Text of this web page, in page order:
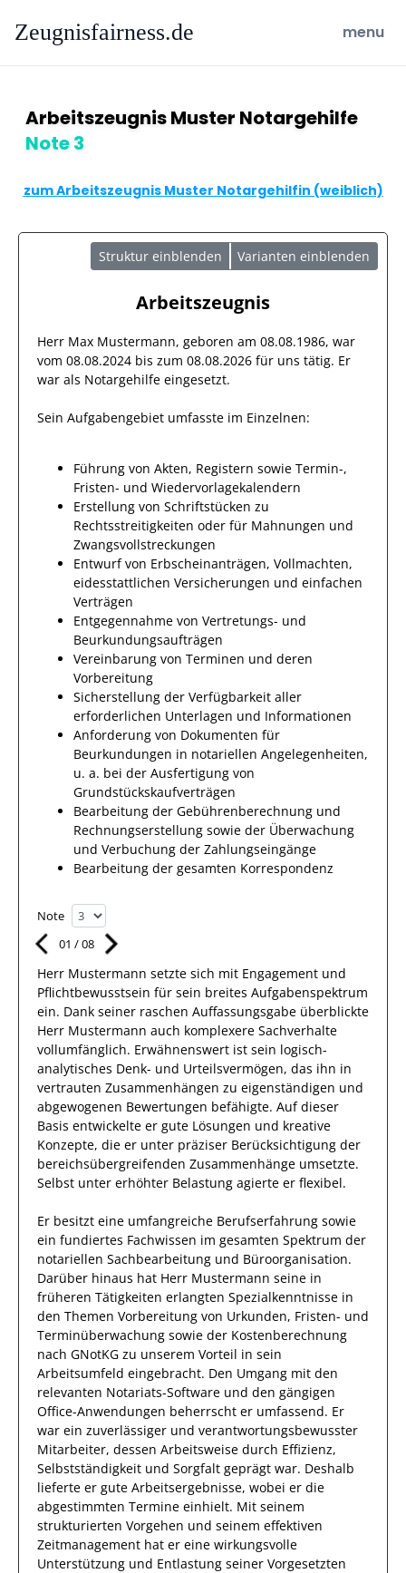
Zeugnisfairness.de open
menu
Arbeitszeugnis Muster Notargehilfe
Note 3
zum Arbeitszeugnis Muster Notargehilfin (weiblich)
Struktur einblenden Varianten einblenden
Arbeitszeugnis
Herr Max Mustermann, geboren am 08.08.1986, war
vom 08.08.2024 bis zum 08.08.2026 für uns tätig. Er
war als Notargehilfe eingesetzt.
Sein Aufgabengebiet umfasste im Einzelnen:
Führung von Akten, Registern sowie Termin-,
Fristen- und Wiedervorlagekalendern
Erstellung von Schriftstücken zu
Rechtsstreitigkeiten oder für Mahnungen und
Zwangs­voll­streckun­gen
Entwurf von Erbscheinanträgen, Vollmachten,
eidesstattlichen Versicherungen und ein­fachen
Verträgen
Entgegennahme von Vertretungs- und
Beurkundungsaufträgen
Vereinbarung von Terminen und deren
Vorbereitung
Sicherstellung der Verfügbarkeit aller
erforderlichen Unterlagen und Informationen
Anforderung von Dokumenten für
Beurkundungen in notariellen Angelegenheiten,
u. a. bei der Ausferti­gung von
Grundstückskaufverträgen
Bearbeitung der Gebührenberechnung und
Rechnungserstellung sowie der Überwachung
und Ver­bu­chung der Zahlungseingänge
Bearbeitung der gesamten Korrespondenz
Note
01 /08
Herr Mustermann setzte sich mit Engagement und
Pflichtbewusstsein für sein breites Aufgabenspektrum
ein. Dank seiner raschen Auffassungsgabe überblickte
Herr Mustermann auch komplexere Sachverhalte
vollumfänglich. Erwähnenswert ist sein logisch-
analytisches Denk- und Urteilsvermögen, das ihn in
vertrauten Zusammenhängen zu eigenständigen und
abgewogenen Bewertungen befähigte. Auf dieser
Basis entwickelte er gute Lösungen und kreative
Konzepte, die er unter präziser Berücksichtigung der
bereichsübergreifenden Zusammenhänge umsetzte.
Selbst unter erhöhter Belastung agierte er flexibel.
Er besitzt eine umfangreiche Berufserfahrung sowie
ein fundiertes Fachwissen im gesamten Spektrum der
notariellen Sachbearbeitung und Büroorganisation.
Darüber hinaus hat Herr Mustermann seine in
früheren Tätigkeiten erlangten Spezialkenntnisse in
den Themen Vorbereitung von Urkunden, Fristen- und
Terminüberwachung sowie der Kostenberechnung
nach GNotKG zu unserem Vorteil in sein
Arbeitsumfeld eingebracht. Den Umgang mit den
relevanten Notariats-Software und den gängigen
Office-Anwendungen beherrscht er umfassend. Er
war ein zuverlässiger und verantwortungsbewusster
Mitarbeiter, dessen Arbeitsweise durch Effizienz,
Selbstständigkeit und Sorgfalt geprägt war. Deshalb
lieferte er gute Arbeitsergebnisse, wobei er die
abgestimmten Termine einhielt. Mit seinem
strukturierten Vorgehen und seinem effektiven
Zeitmanagement hat er eine wirkungsvolle
Unterstützung und Entlastung seiner Vorgesetzten